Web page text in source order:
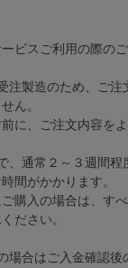
ビスご利用の際の
注製造のため、ご
ん。
に、ご注文内容をよ
、通常２～３週間
間がかかります。
購入の場合は、す
ださい。
場合はご入金確認後